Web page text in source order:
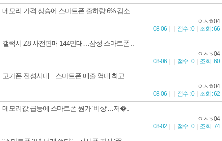
메모리 가격 상승에 스마트폰 출하량 6% 감소
ㅇㅅㅎ04
08-06
점수 : 0｜ 조회 : 66
갤럭시 Z8 사전판매 144만대…삼성 스마트폰 ..
ㅇㅅㅎ04
08-06
점수 : 0｜ 조회 : 60
고가폰 전성시대…스마트폰 매출 역대 최고
ㅇㅅㅎ04
08-06
점수 : 0｜ 조회 : 62
메모리값 급등에 스마트폰 원가 '비상'…저�..
ㅇㅅㅎ04
08-02
점수 : 0｜ 조회 : 74